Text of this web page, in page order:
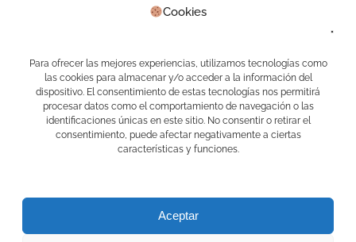
Cookies
Para ofrecer las mejores experiencias, utilizamos tecnologías como
las cookies para almacenar y/o acceder a la información del
dispositivo. El consentimiento de estas tecnologías nos permitirá
procesar datos como el comportamiento de navegación o las
identificaciones únicas en este sitio. No consentir o retirar el
consentimiento, puede afectar negativamente a ciertas
características y funciones.
Aceptar
de
entradas
de
entradas
Sin respuestas
Deja un comentario
Tu dirección de correo electrónico no será publicada.